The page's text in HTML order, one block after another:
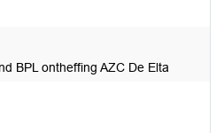
BPL ontheffing AZC De Elta